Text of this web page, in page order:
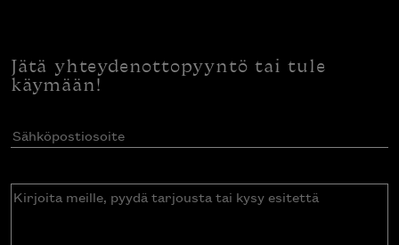
Jätä yhteydenottopyyntö tai tule
käymään!
Sähköpostiosoite(Pakollinen)
Kirjoita